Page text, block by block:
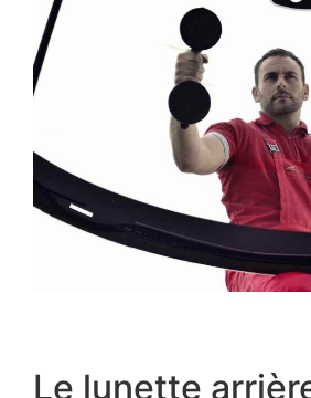
Le lunette